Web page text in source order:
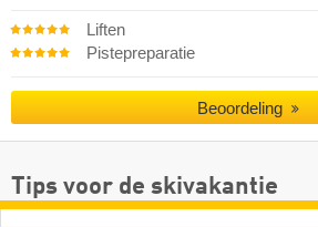
Liften
Pistepreparatie
Beoordeling
Tips voor de skivakantie